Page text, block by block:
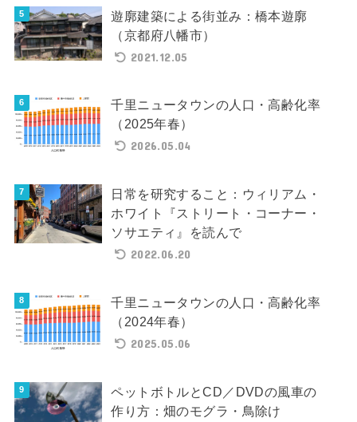
遊廓建築による街並み：橋本遊廓
（京都府八幡市）
2021.12.05
千里ニュータウンの人口・高齢化率
（2025年春）
2026.05.04
日常を研究すること：ウィリアム・
ホワイト『ストリート・コーナー・
ソサエティ』を読んで
2022.06.20
千里ニュータウンの人口・高齢化率
（2024年春）
2025.05.06
ペットボトルとCD／DVDの風車の
作り方：畑のモグラ・鳥除け